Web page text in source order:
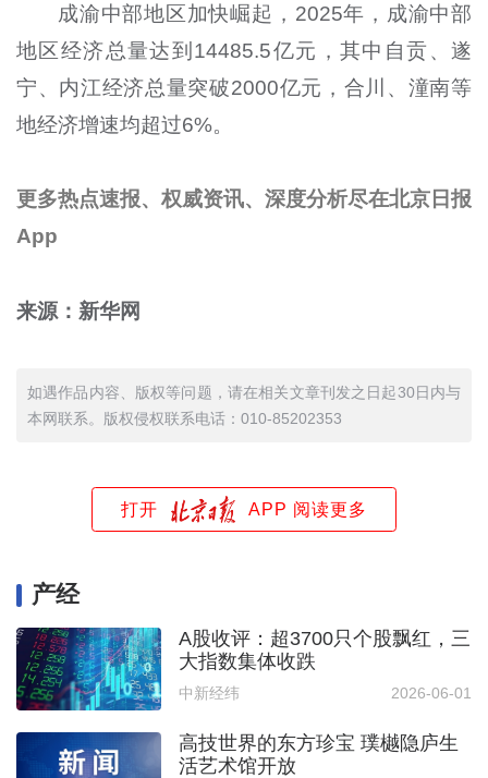
成渝中部地区加快崛起，2025年，成渝中部
地区经济总量达到14485.5亿元，其中自贡、遂
宁、内江经济总量突破2000亿元，合川、潼南等
地经济增速均超过6%。
更多热点速报、权威资讯、深度分析尽在北京日报
App
来源：新华网
如遇作品内容、版权等问题，请在相关文章刊发之日起30日内与
本网联系。版权侵权联系电话：010-85202353
打开 APP 阅读更多
产经
A股收评：超3700只个股飘红，三
大指数集体收跌
中新经纬 2026-06-01
高技世界的东方珍宝 璞樾隐庐生
活艺术馆开放